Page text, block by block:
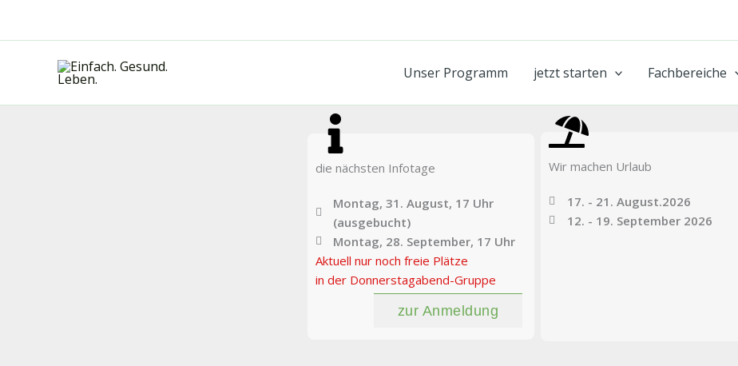
Unser Programm jetzt starten Fachbereiche
die nächsten Infotage
Montag, 31. August, 17 Uhr
(ausgebucht)
Montag, 28. September, 17 Uhr
Aktuell nur noch freie Plätze
in der Donnerstagabend-Gruppe
zur Anmeldung
Wir machen Urlaub
17. - 21. August.2026
12. - 19. September 2026